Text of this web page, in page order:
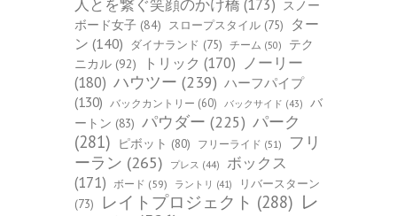
人とを繋ぐ笑顔のかけ橋 (173) スノー
ボード女子 (84) スロープスタイル (75)
ター
ン (140) ダイナランド (75) チーム (50)
テク
ニカル (92) トリック (170) ノーリー
(180) ハウツー (239) ハーフパイプ
(130)
バックカントリー (60) バックサイド (43)
バ
ートン (83) パウダー (225) パーク
(281)
ピボット (80) フリーライド (51)
フリ
ーラン (265) プレス (44)
ボックス
(171)
ボード (59) ラントリ (41)
リバースターン
(73)
レイトプロジェクト (288) レ